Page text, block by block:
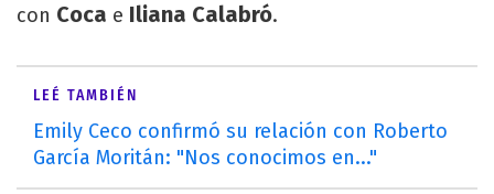
con Coca e Iliana Calabró.
LEÉ TAMBIÉN
Emily Ceco confirmó su relación con Roberto
García Moritán: "Nos conocimos en..."